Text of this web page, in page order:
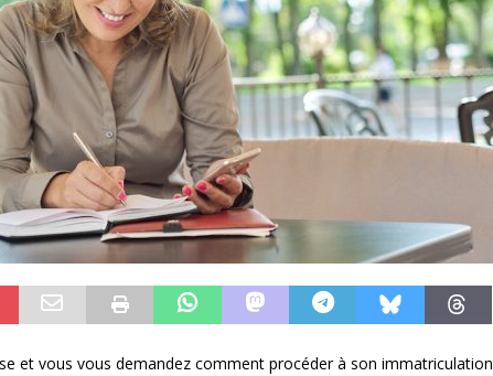
et vous vous demandez comment procéder à son immatriculation